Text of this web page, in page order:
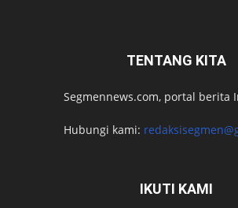
TENTANG KITA
Segmennews.com, portal berita
Hubungi kami:
IKUTI KAMI